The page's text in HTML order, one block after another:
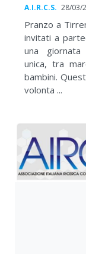
A.I.R.C.S. 28/03/
Pranzo a
invitati a
una giornata
unica, tra
bambini.
volonta ...